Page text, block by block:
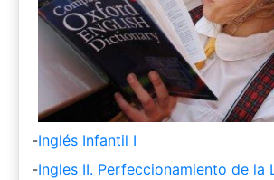
-Inglés Infantil I
-Ingles II. Perfeccionamiento de la